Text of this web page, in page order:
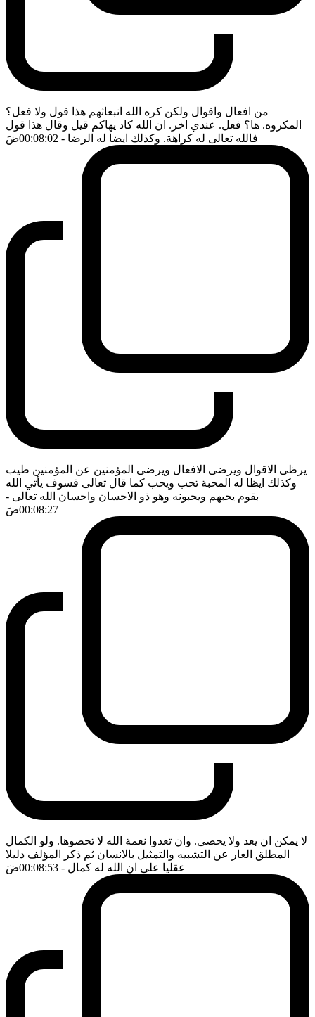
من افعال واقوال ولكن كره الله انبعاثهم هذا قول ولا فعل؟
المكروه. ها؟ فعل. عندي اخر. ان الله كاد يهاكم قيل وقال هذا قول
فالله تعالى له كراهة. وكذلك ايضا له الرضا - 00:08:02 ضَ
يرظى الاقوال ويرضى الافعال ويرضى المؤمنين عن المؤمنين طيب
وكذلك ايظا له المحبة تحب ويحب كما قال تعالى فسوف يأتي الله
بقوم يحبهم ويحبونه وهو ذو الاحسان واحسان الله تعالى -
00:08:27ضَ
لا يمكن ان يعد ولا يحصى. وان تعدوا نعمة الله لا تحصوها. ولو الكمال
المطلق العار عن التشبيه والتمثيل بالانسان ثم ذكر المؤلف دليلا
عقليا على ان الله له كمال - 00:08:53 ضَ